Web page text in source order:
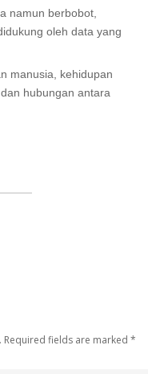
namun berbobot,
oleh data yang
manusia, kehidupan
hubungan antara
Required fields are marked *